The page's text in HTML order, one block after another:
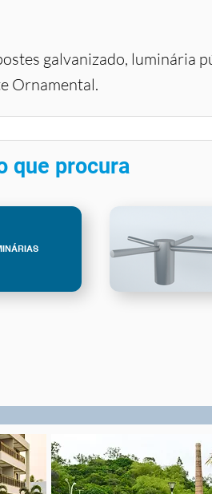
galvanizado, luminária
Ornamental.
que procura